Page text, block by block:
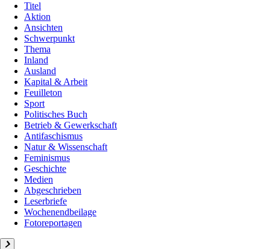
Titel
Aktion
Ansichten
Schwerpunkt
Thema
Inland
Ausland
Kapital & Arbeit
Feuilleton
Sport
Politisches Buch
Betrieb & Gewerkschaft
Antifaschismus
Natur & Wissenschaft
Feminismus
Geschichte
Medien
Abgeschrieben
Leserbriefe
Wochenendbeilage
Fotoreportagen